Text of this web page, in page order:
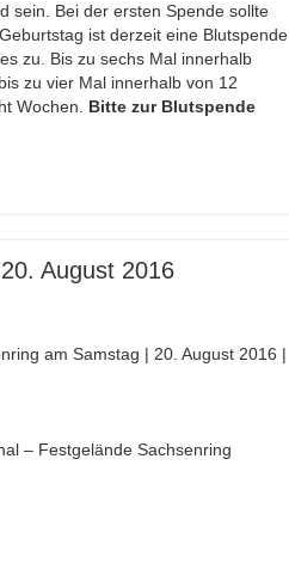
sein. Bei der ersten Spende sollte
ist derzeit eine Blutspende
zu. Bis zu sechs Mal innerhalb
zu vier Mal innerhalb von 12
Wochen. Bitte zur Blutspende
August 2016
am Samstag | 20. August 2016 |
– Festgelände Sachsenring